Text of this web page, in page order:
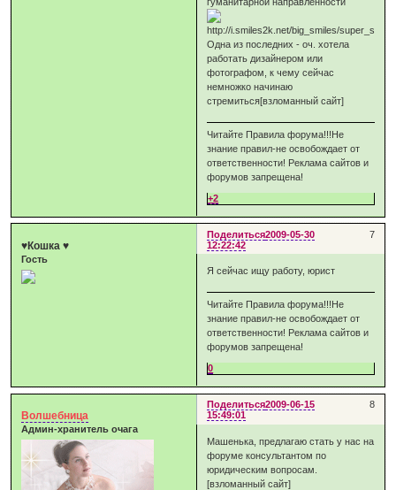
Одна из последних - оч. хотела
работать дизайнером или
фотографом, к чему сейчас
немножко начинаю
стремиться[взломанный сайт]
Читайте Правила форума!!!Не
знание правил-не освобождает от
ответственности! Реклама сайтов и
форумов запрещена!
+2
Поделиться 7
2009-05-30
12:22:42
♥Кошка ♥
Гость
Я сейчас ищу работу, юрист
Читайте Правила форума!!!Не
знание правил-не освобождает от
ответственности! Реклама сайтов и
форумов запрещена!
0
Поделиться 8
2009-06-15
15:49:01
Волшебница
Админ-хранитель очага
Машенька, предлагаю стать у нас на
форуме консультантом по
юридическим вопросам.
[взломанный сайт]